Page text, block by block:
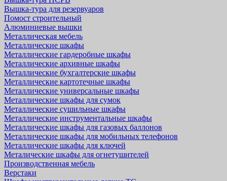
Вышка-тура для резервуаров
Помост строительный
Алюминиевые вышки
Металлическая мебель
Металлические шкафы
Металлические гардеробные шкафы
Металлические архивные шкафы
Металлические бухгалтерские шкафы
Металлические картотечные шкафы
Металлические универсальные шкафы
Металлические шкафы для сумок
Металлические сушильные шкафы
Металлические инструментальные шкафы
Металлические шкафы для газовых баллонов
Металлические шкафы для мобильных телефонов
Металлические шкафы для ключей
Металические шкафы для огнетушителей
Производственная мебель
Верстаки